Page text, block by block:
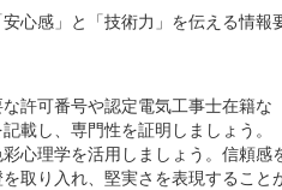
心感」と「技術力」を伝える情報
な許可番号や認定電気工事士在籍な
載し、専門性を証明しましょう。
彩心理学を活用しましょう。信頼感
取り入れ、堅実さを表現すること